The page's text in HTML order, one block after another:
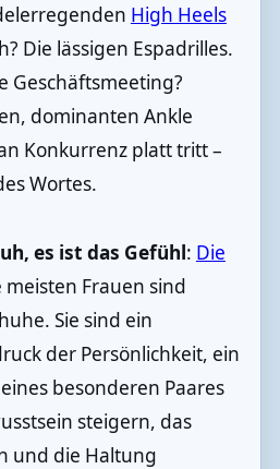
High Heels
Die lässigen Espadrilles.
Geschäftsmeeting?
dominanten Ankle
Konkurrenz platt tritt –
Wortes.
es ist das Gefühl: Die
Frauen sind
Sie sind ein
der Persönlichkeit, ein
besonderen Paares
steigern, das
und die Haltung